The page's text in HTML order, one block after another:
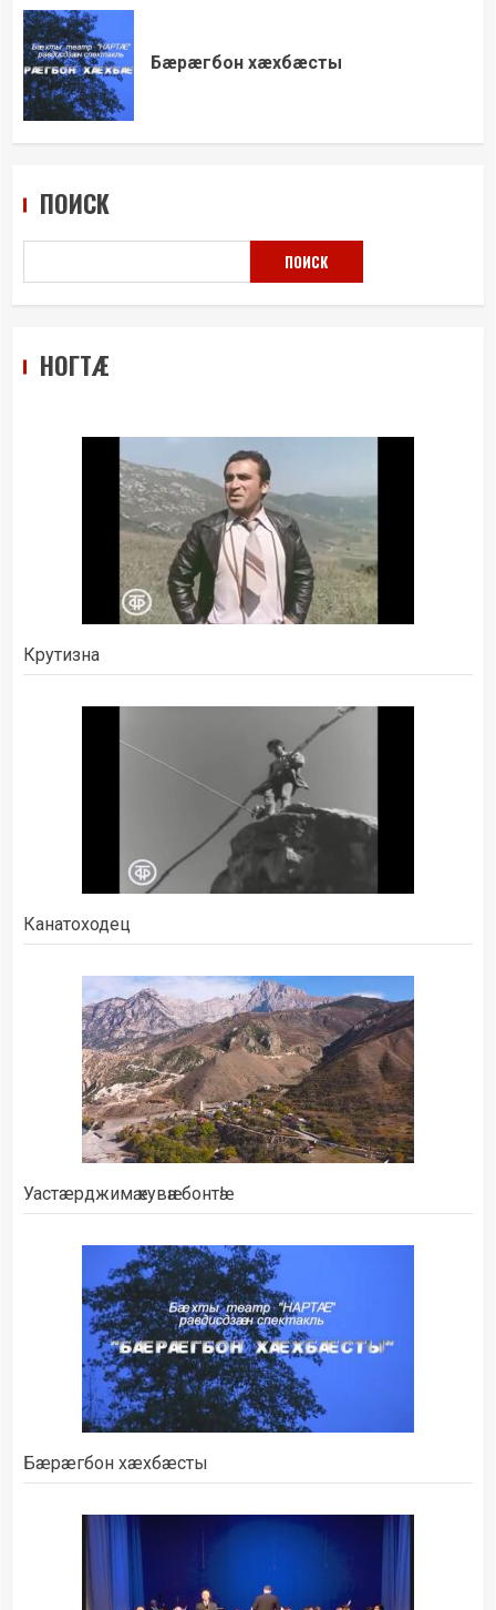
Бæрæгбон хæхбæсты
ПОИСК
ПОИСК
НОГТÆ
Крутизна
Канатоходец
Уастæрджимӕ кувӕн бонтӕ!
Бæрæгбон хæхбæсты